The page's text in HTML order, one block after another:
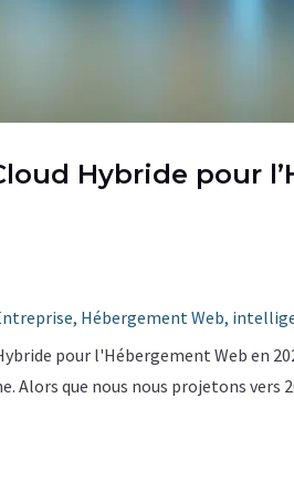
Hybride pour
, Hébergement Web,
pour l'Hébergement Web en
Alors que nous nous projetons vers